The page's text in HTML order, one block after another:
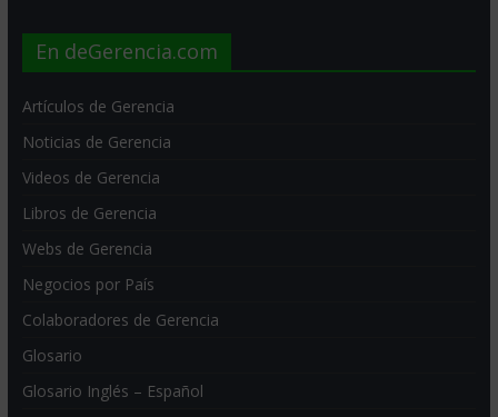
En deGerencia.com
Artículos de Gerencia
Noticias de Gerencia
Videos de Gerencia
Libros de Gerencia
Webs de Gerencia
Negocios por País
Colaboradores de Gerencia
Glosario
Glosario Inglés – Español